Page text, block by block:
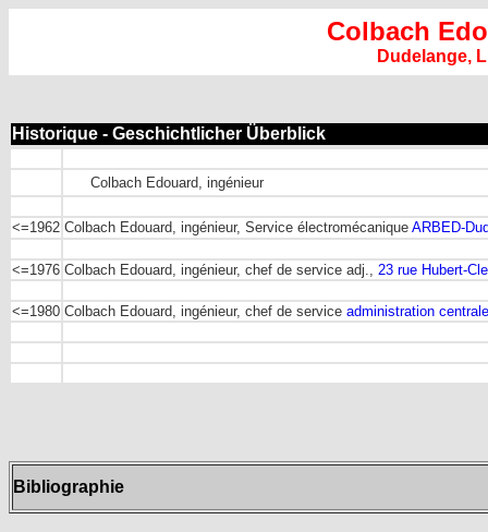
Colbach
Dudelange,
Historique - Geschichtlicher Überblick
Colbach Edouard, ingénieur
<=1962 Colbach Edouard, ingénieur, Service électromécanique ARBED-
<=1976 Colbach Edouard, ingénieur, chef de service adj., 23 rue Hubert-
<=1980 Colbach Edouard, ingénieur, chef de service administration centrale
Bibliographie